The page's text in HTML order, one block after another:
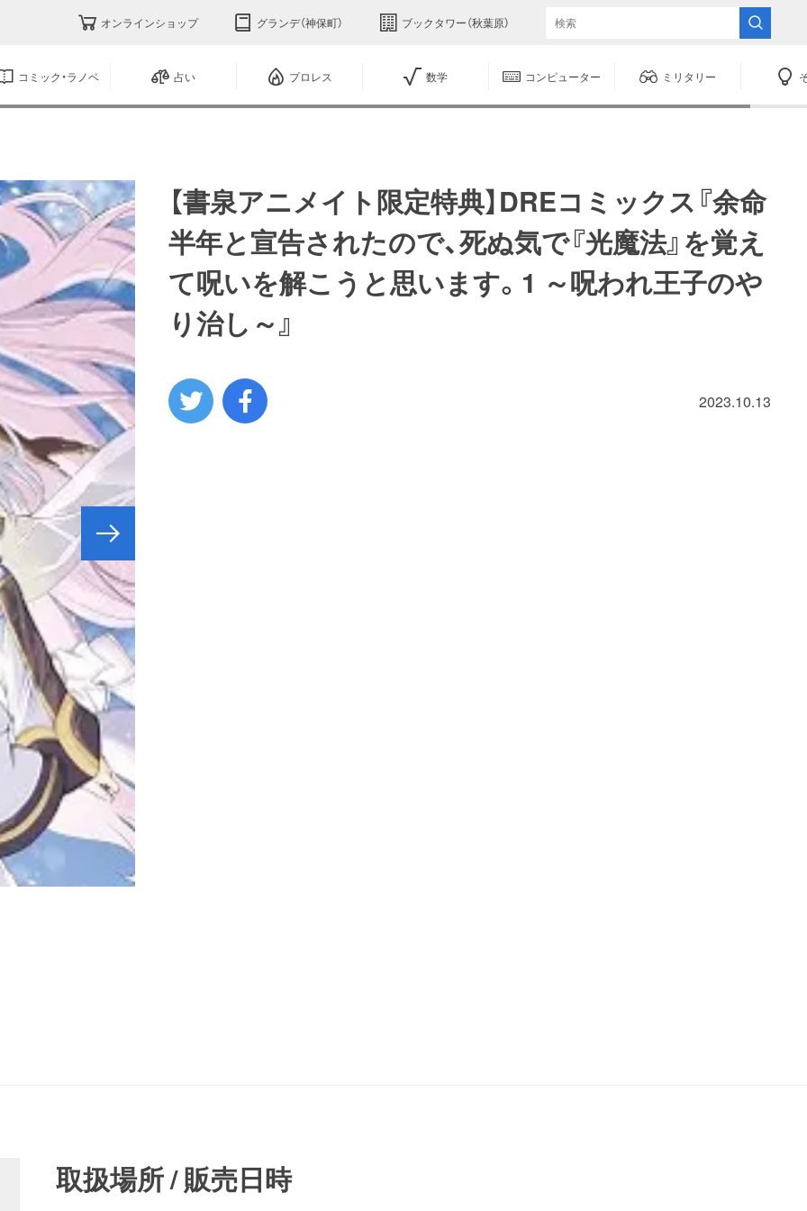
オンラインショップ グランデ（神保町） ブックタワー（秋葉原）
コミック・ラノベ 占い プロレス 数学 コンピューター ミリタリー
【書泉アニメイト限定特典】DREコミックス『余命
半年と宣告されたので、死ぬ気で『光魔法』を覚え
て呪いを解こうと思います。1 ～呪われ王子のや
り治し～』
2023.10.13
取扱場所 / 販売日時